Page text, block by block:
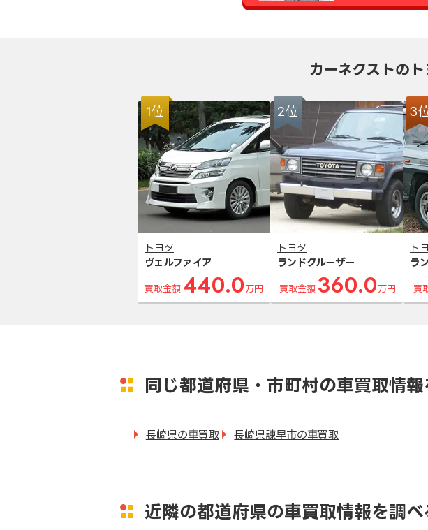
カーネクストの
1位
トヨタ
ヴェルファイア
買取金額 440.0 万円
2位
トヨタ
ランドクルーザー
買取金額 360.0 万円
3
ト
ラ
買
同じ都道府県・市町村の車買取情報
長崎県の車買取 長崎県諫早市の車買取
近隣の都道府県の車買取情報を調べ